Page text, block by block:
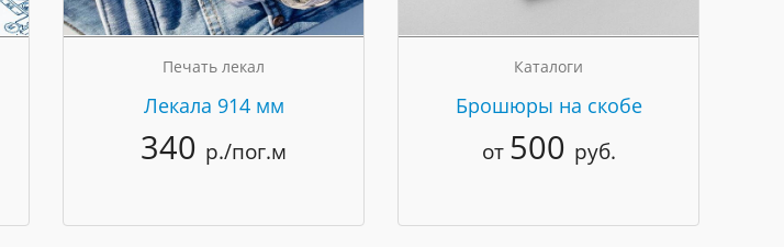
Печать лекал
Лекала 914 мм
340 р./пог.м
Каталоги
Брошюры на скобе
от 500 руб.